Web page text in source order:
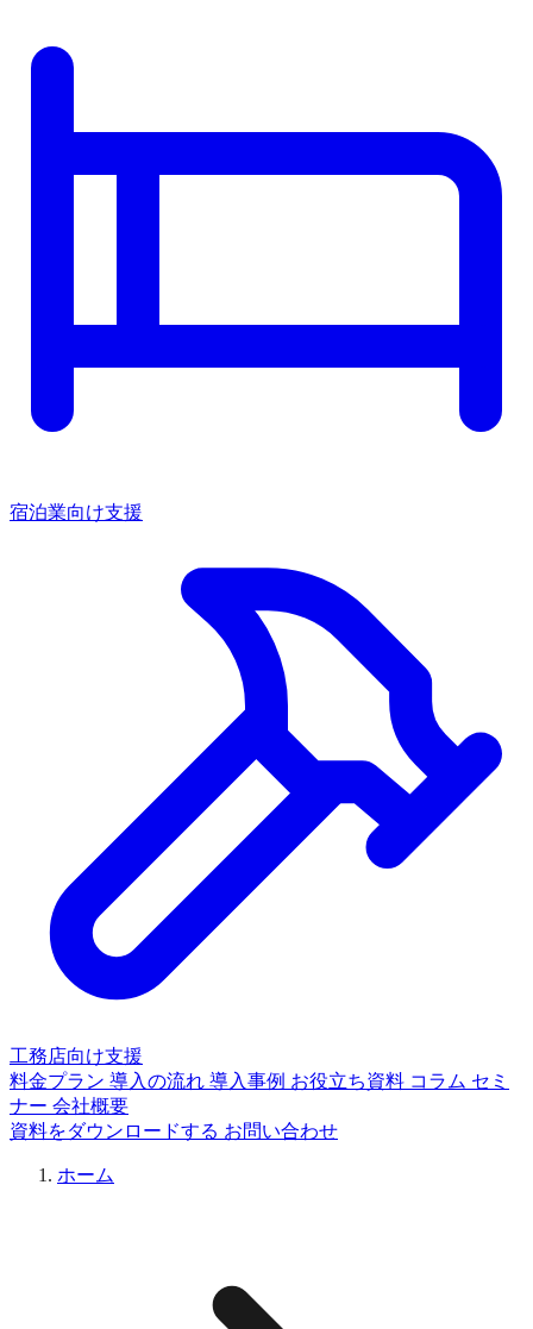
宿泊業向け支援
工務店向け支援
料金プラン 導入の流れ 導入事例 お役立ち資料 コラム セミ
ナー 会社概要
資料をダウンロードする お問い合わせ
ホーム